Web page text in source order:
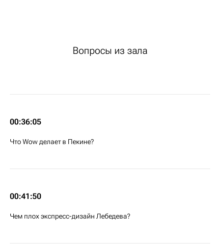
Вопросы из зала
00:36:05
Что Wow делает в Пекине?
00:41:50
Чем плох экспресс-дизайн Лебедева?